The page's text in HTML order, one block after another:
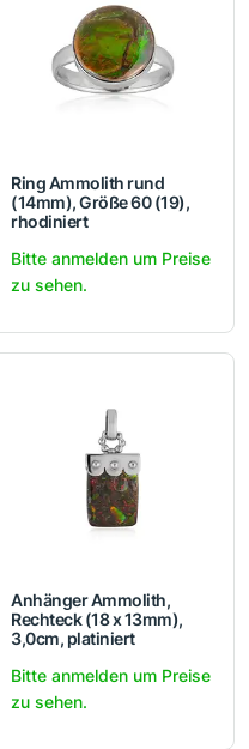
Ring Ammolith rund
(14mm), Größe 60 (19),
rhodiniert
Bitte anmelden um Preise
zu sehen.
Anhänger Ammolith,
Rechteck (18 x 13mm),
3,0cm, platiniert
Bitte anmelden um Preise
zu sehen.